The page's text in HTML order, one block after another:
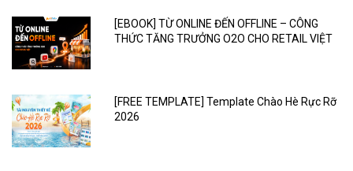
[EBOOK] TỪ ONLINE ĐẾN OFFLINE – CÔNG
THỨC TĂNG TRƯỞNG O2O CHO RETAIL VIỆT
[FREE TEMPLATE] Template Chào Hè Rực Rỡ
2026